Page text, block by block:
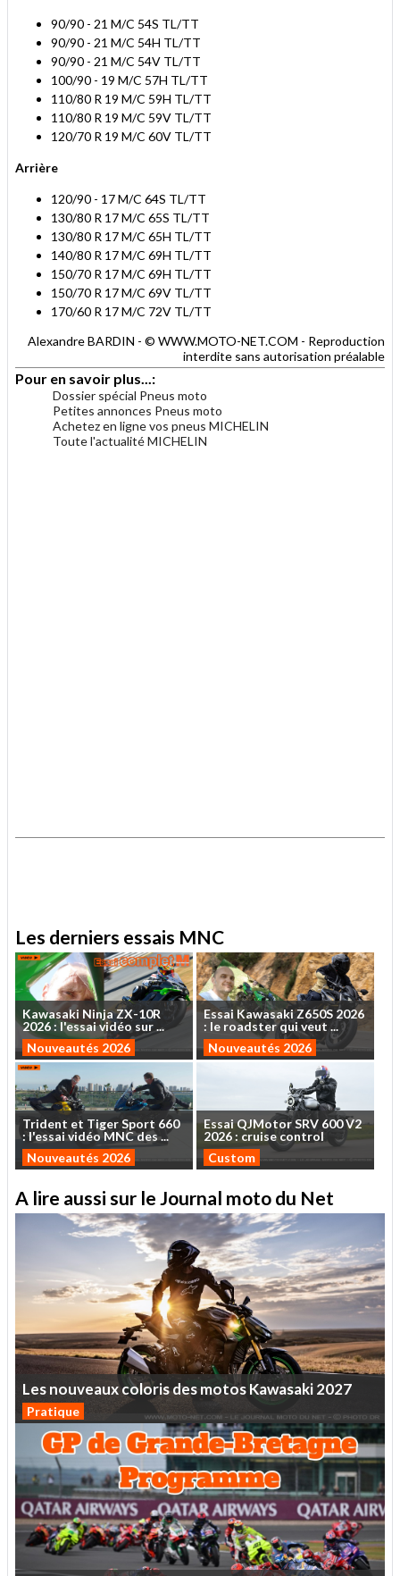
90/90 - 21 M/C 54S TL/TT
90/90 - 21 M/C 54H TL/TT
90/90 - 21 M/C 54V TL/TT
100/90 - 19 M/C 57H TL/TT
110/80 R 19 M/C 59H TL/TT
110/80 R 19 M/C 59V TL/TT
120/70 R 19 M/C 60V TL/TT
Arrière
120/90 - 17 M/C 64S TL/TT
130/80 R 17 M/C 65S TL/TT
130/80 R 17 M/C 65H TL/TT
140/80 R 17 M/C 69H TL/TT
150/70 R 17 M/C 69H TL/TT
150/70 R 17 M/C 69V TL/TT
170/60 R 17 M/C 72V TL/TT
Alexandre BARDIN - © WWW.MOTO-NET.COM - Reproduction
interdite sans autorisation préalable
Pour en savoir plus...:
Dossier spécial Pneus moto
Petites annonces Pneus moto
Achetez en ligne vos pneus MICHELIN
Toute l'actualité MICHELIN
Les derniers essais MNC
Kawasaki NinjaZX-10R
2026: l'essaividéo sur...
Nouveautés 2026
Essai KawasakiZ650S 2026
: le roadsterquiveut ...
Nouveautés 2026
Trident et TigerSport 660
: l'essaividéoMNCdes...
Nouveautés 2026
EssaiQJMotorSRV 600V2
2026 : cruise control
Custom
A lire aussi sur le Journal moto du Net
LesnouveauxcolorisdesmotosKawasaki2027
Pratique